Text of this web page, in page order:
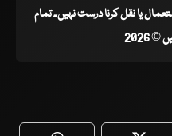
یا نقل کرنا درست نہیں۔ تمام
2026